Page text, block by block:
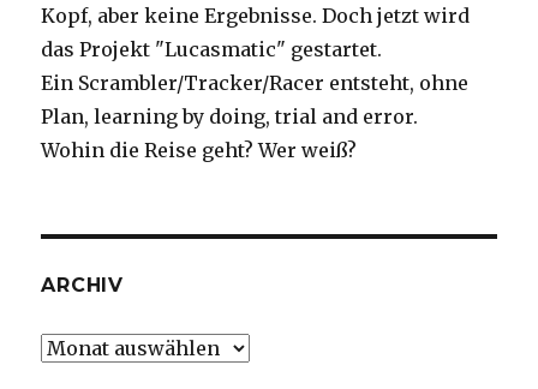
Kopf, aber keine Ergebnisse. Doch jetzt wird
das Projekt "Lucasmatic" gestartet.
Ein Scrambler/Tracker/Racer entsteht, ohne
Plan, learning by doing, trial and error.
Wohin die Reise geht? Wer weiß?
ARCHIV
Archiv